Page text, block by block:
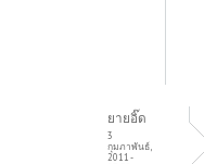
ยายอิ๊ด
3
กุมภาพันธ์,
2011 -